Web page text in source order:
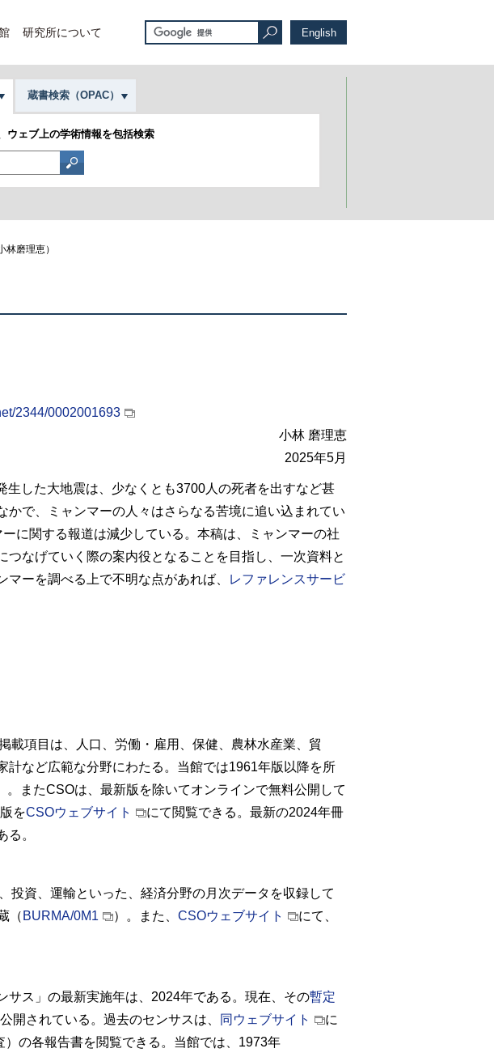
研究所について English
蔵書検索（OPAC）
ウェブ上の学術情報を包括検索
磨理恵）
2344/0002001693
小林 磨理恵
2025年5月
生した大地震は、少なくとも3700人の死者を出すなど甚
で、ミャンマーの人々はさらなる苦境に追い込まれてい
に関する報道は減少している。本稿は、ミャンマーの社
なげていく際の案内役となることを目指し、一次資料と
ーを調べる上で不明な点があれば、
レファレンスサービ
載項目は、人口、労働・雇用、保健、農林水産業、貿
など広範な分野にわたる。当館では1961年版以降を所
。またCSOは、最新版を除いてオンラインで無料公開して
をCSOウェブサイト
にて閲覧できる。最新の2024年冊
る。
投資、運輸といった、経済分野の月次データを収録して
（ BURMA/0M1 ）。また、 CSOウェブサイト
にて、
サス」の最新実施年は、2024年である。現在、その暫定
開されている。過去のセンサスは、 同ウェブサイト
に
の各報告書を閲覧できる。当館では、1973年